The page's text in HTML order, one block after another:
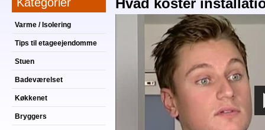
Varme / Isolering
Tips til etageejendomme
Stuen
Badeværelset
Køkkenet
Bryggers
Hvad koster